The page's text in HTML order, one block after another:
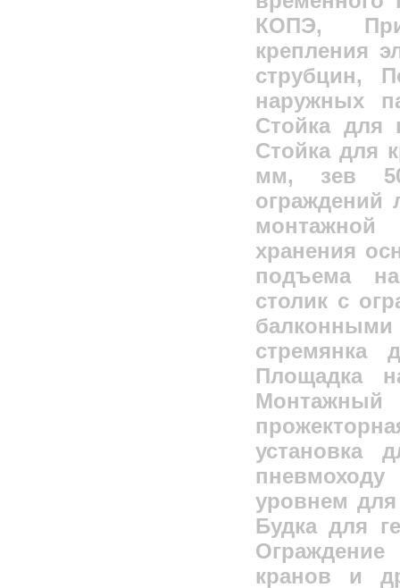
КОПЭ,
крепления
струбцин,
наружных
Стойка для
Стойка для
мм, зев
ограждений
хранения
подъема
столик с
стремянка
Площадка
установка
уровнем для
Будка для
кранов и